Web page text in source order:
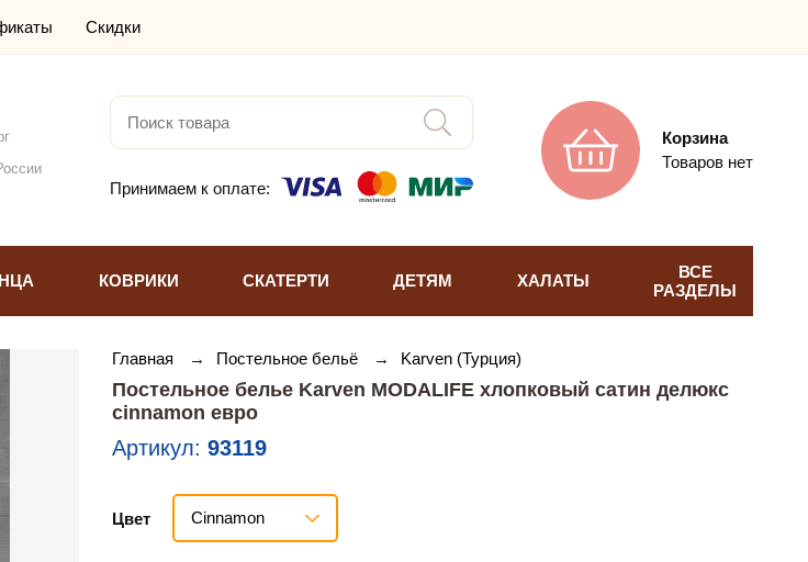
Скидки
Принимаем к оплате:
Корзина
Товаров нет
КОВРИКИ СКАТЕРТИ ДЕТЯМ ХАЛАТЫ
ВСЕ
РАЗДЕЛЫ
Главная → Постельное бельё → Karven (Турция)
Постельное белье Karven MODALIFE хлопковый сатин делюкс
сinnamon евро
Артикул: 93119
Цвет Сinnamon